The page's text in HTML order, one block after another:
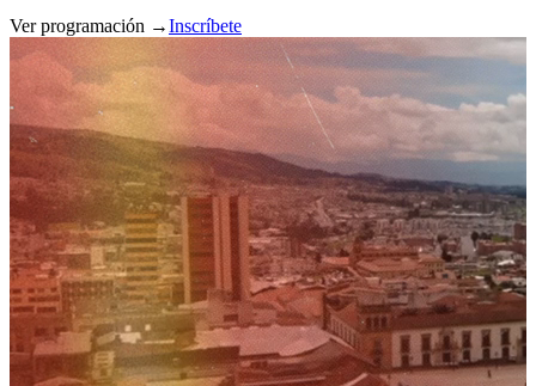
Ver programación →Inscríbete